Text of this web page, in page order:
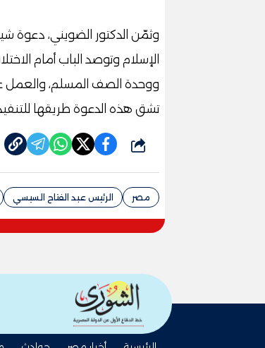
وثمّن الدكتور الضويني، دعوة
‏الإسلام وتوصد ‏‏الباب ‏أمام
ووحدة الصف المسلم، والعمل
تشق هذه الدعوة طريقها
شارك
مصر الرئيس عبد الفتاح السيسي